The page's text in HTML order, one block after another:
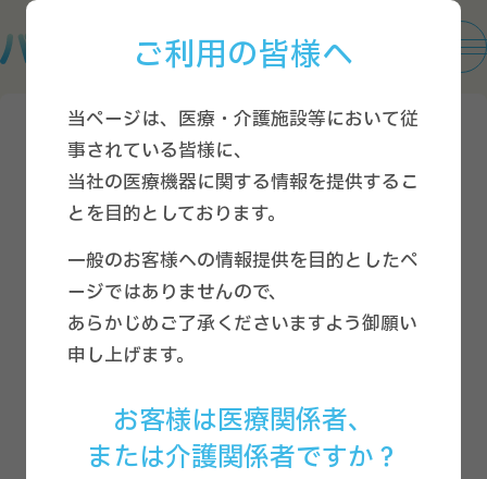
ご利用の皆様へ
当ページは、医療・介護施設等において従
事されている皆様に、
当社の医療機器に関する情報を提供するこ
とを目的としております。
一般のお客様への情報提供を目的としたペ
ージではありませんので、
あらかじめご了承くださいますよう御願い
申し上げます。
お客様は医療関係者、
または介護関係者ですか？
導入活用事例
「眠りSCAN」を活用した見守り
支援システムで変わる！ 転倒・
転落リスク低減への道
#導入事例 #インタビュー